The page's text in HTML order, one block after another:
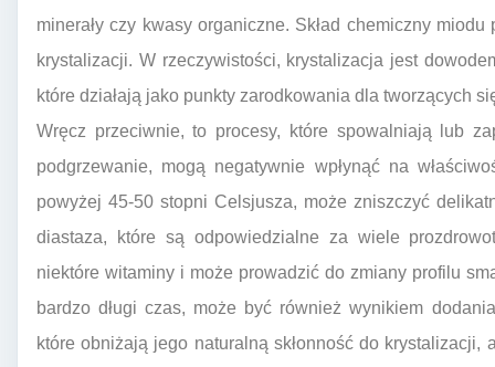
minerały czy kwasy organiczne. Skład chemiczny
krystalizacji. W rzeczywistości, krystalizacja jest
które działają jako punkty zarodkowania dla tworzących
Wręcz przeciwnie, to procesy, które spowalniają lub
podgrzewanie, mogą negatywnie wpłynąć na
powyżej 45-50 stopni Celsjusza, może zniszczyć
diastaza, które są odpowiedzialne za wiele
niektóre witaminy i może prowadzić do zmiany profilu
bardzo długi czas, może być również wynikiem
które obniżają jego naturalną skłonność do krystalizacji,